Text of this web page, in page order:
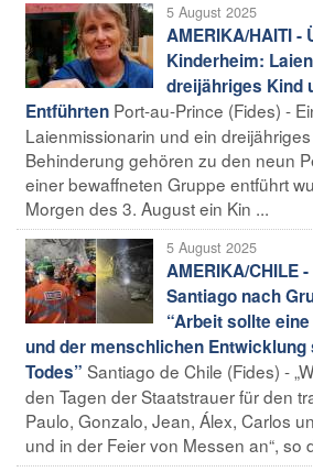
5 August 2025
AMERIKA/HAITI -
Kinderheim:
dreijähriges Kind
Entführten Port-au-Prince (Fides) -
Laienmissionarin und ein
Behinderung gehören zu den neun
einer bewaffneten Gruppe entführt
Morgen des 3. August ein Kin ...
5 August 2025
AMERIKA/CHILE
Santiago nach
“Arbeit sollte
und der menschlichen Entwicklung
Todes” Santiago de Chile (Fides) -
den Tagen der Staatstrauer für den
Paulo, Gonzalo, Jean, Álex, Carlos
und in der Feier von Messen an“, so